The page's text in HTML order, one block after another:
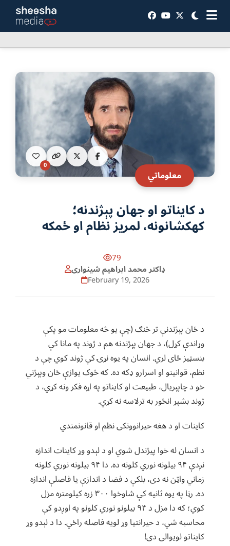
معلوماتي
0
د کایناتو او جهان پېژندنه؛
کهکشانونه، لمریز نظام او ځمکه
79
ډاکتر محمد ابراهيم شينواری
February 19, 2026
د ځان پېژندنې تر څنګ (چې یو څه معلومات مو پکې
وړاندې کړل)، د جهان پېژندنه هم د ژوند په مانا کې
بنسټیز ځای لري. انسان په یوه نړۍ کې ژوند کوي چې د
نظم، قوانینو او اسرارو ډکه ده. که څوک یوازې ځان وپېژني
خو د چاپېریال، طبیعت او کایناتو په اړه فکر ونه کړي، د
ژوند بشپړ انځور به ترلاسه نه کړي.
کاینات او د هغه حیرانوونکی نظم او قانونمندي
د انسان له خوا پیژندل شوي او د لېدو وړ کاینات اندازه
نږدې ۹۴ بیلونه نوري کلونه ده. دا ۹۴ بیلونه نوري کلونه
زماني واټن نه دی، بلکې د فضا د اندازې یا فاصلې اندازه
ده. رڼا په یوه ثانیه کې شاوخوا ۳۰۰ زره کیلومتره مزل
کوي؛ که دا مزل د ۹۴ بیلونو نوري کلونو په اوږدو کې
محاسبه شي، د حیرانتیا وړ لویه فاصله راځي. دا د لېدو وړ
کایناتو لویوالی دی!